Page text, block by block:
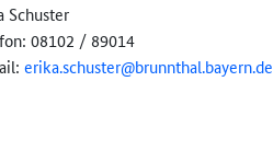
Schuster
08102 / 89014
erika.schuster@brunnthal.bayern.de